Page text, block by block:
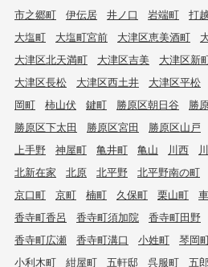
市之郷町
伊伝居 井ノ口 岩端町 打越
大塩町
大塩町宮前 大津区恵美酒町
大津区北天満町
大津区吉美 大津区新
大津区長松
大津区西土井 大津区平松
岡町
柿山伏 鍵町 勝原区朝日谷 勝
勝原区下太田
勝原区宮田 勝原区山戸
上手野
神屋町 亀井町 亀山 川西
北新在家
北原 北平野 北平野南の町
京口町
京町 楠町 久保町 栗山町
香寺町香呂
香寺町須加院 香寺町田野
香寺町広瀬
香寺町溝口 小姓町 琴岡
小利木町
紺屋町 五軒邸 呉服町 五